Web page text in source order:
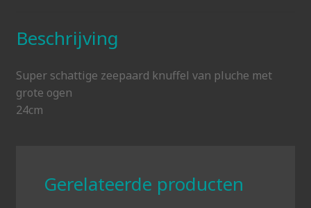
Beschrijving
Super schattige zeepaard knuffel van pluche met
grote ogen
24cm
Gerelateerde producten